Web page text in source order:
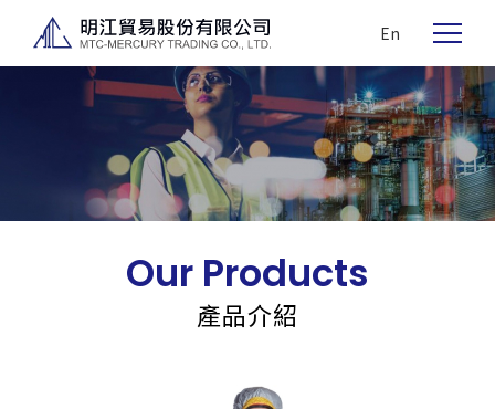
En
Our Products
產品介紹